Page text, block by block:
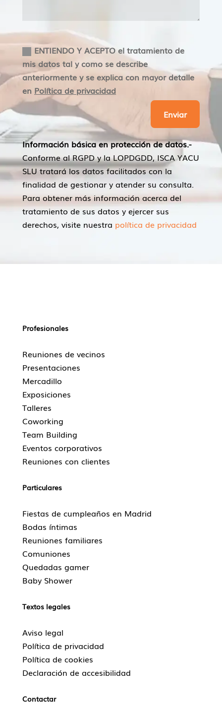
Aceptacion
ENTIENDO Y ACEPTO el tratamiento de
mis datos tal y como se describe
anteriormente y se explica con mayor detalle
en Política de privacidad
Enviar
Información básica en protección de datos.-
Conforme al RGPD y la LOPDGDD, ISCA YACU
SLU tratará los datos facilitados con la
finalidad de gestionar y atender su consulta.
Para obtener más información acerca del
tratamiento de sus datos y ejercer sus
derechos, visite nuestra política de privacidad
Profesionales
Reuniones de vecinos
Presentaciones
Mercadillo
Exposiciones
Talleres
Coworking
Team Building
Eventos corporativos
Reuniones con clientes
Particulares
Fiestas de cumpleaños en Madrid
Bodas íntimas
Reuniones familiares
Comuniones
Quedadas gamer
Baby Shower
Textos legales
Aviso legal
Política de privacidad
Política de cookies
Declaración de accesibilidad
Contactar